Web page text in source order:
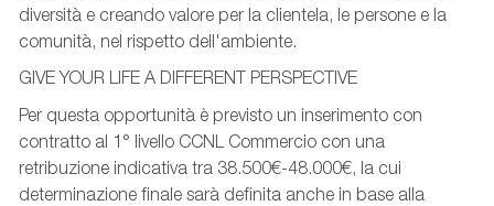
diversità e creando valore per la clientela, le persone e la
comunità, nel rispetto dell'ambiente.
GIVE YOUR LIFE A DIFFERENT PERSPECTIVE
Per questa opportunità è previsto un inserimento con
contratto al 1° livello CCNL Commercio con una
retribuzione indicativa tra 38.500€-48.000€, la cui
determinazione finale sarà definita anche in base alla